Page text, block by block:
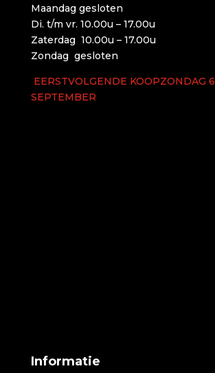
Maandag gesloten
Di. t/m vr. 10.00u – 17.00u
Zaterdag 10.00u – 17.00u
Zondag gesloten
EERSTVOLGENDE KOOPZONDAG 6
SEPTEMBER
Informatie